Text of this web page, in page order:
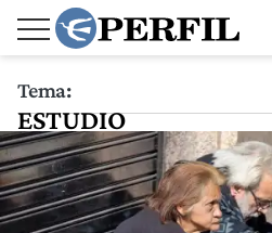
Tema:
ESTUDIO